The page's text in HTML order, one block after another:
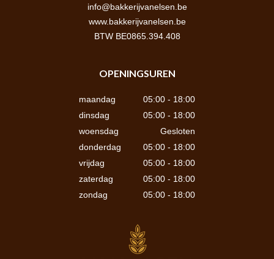
info@bakkerijvanelsen.be
www.bakkerijvanelsen.be
BTW BE0865.394.408
OPENINGSUREN
maandag
05:00 - 18:00
dinsdag
05:00 - 18:00
woensdag
Gesloten
donderdag
05:00 - 18:00
vrijdag
05:00 - 18:00
zaterdag
05:00 - 18:00
zondag
05:00 - 18:00